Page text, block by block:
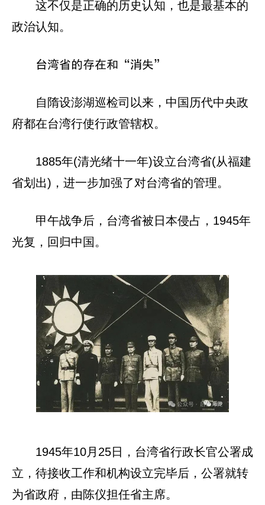
这不仅是正确的历史认知，也是最基本的
政治认知。
台湾省的存在和“消失”
自隋设澎湖巡检司以来，中国历代中央政
府都在台湾行使行政管辖权。
1885年(清光绪十一年)设立台湾省(从福建
省划出)，进一步加强了对台湾省的管理。
甲午战争后，台湾省被日本侵占，1945年
光复，回归中国。
1945年10月25日，台湾省行政长官公署成
立，待接收工作和机构设立完毕后，公署就转
为省政府，由陈仪担任省主席。